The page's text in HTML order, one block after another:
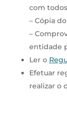
com
– Cópia
–
entidade
Ler o
Efetuar
realizar o